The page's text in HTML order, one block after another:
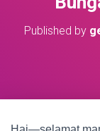
Published by